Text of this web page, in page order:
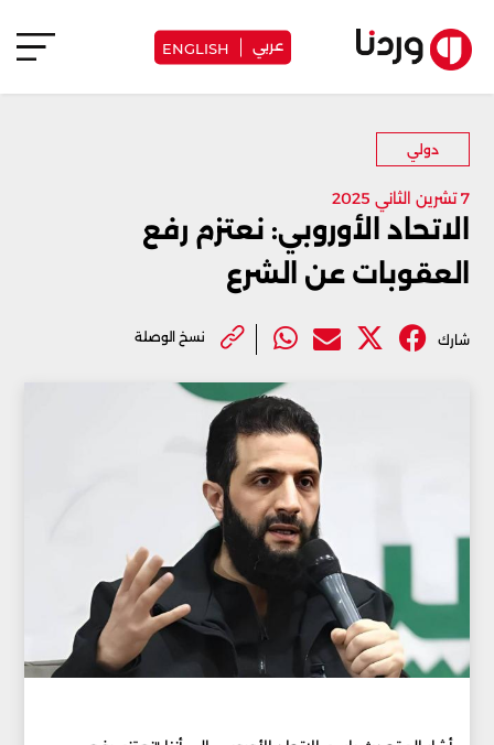
عربي ENGLISH
دولي
7 تشرين الثاني 2025
الاتحاد الأوروبي: نعتزم رفع
العقوبات عن الشرع
شارك نسخ الوصلة